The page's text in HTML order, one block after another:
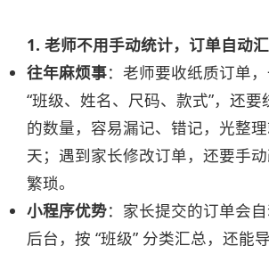
1. 老师不用手动统计，订单自动
往年麻烦事：老师要收纸质订单
“班级、姓名、尺码、款式”，还要
的数量，容易漏记、错记，光整
天；遇到家长修改订单，还要手
繁琐。
小程序优势：家长提交的订单会
后台，按 “班级” 分类汇总，还能